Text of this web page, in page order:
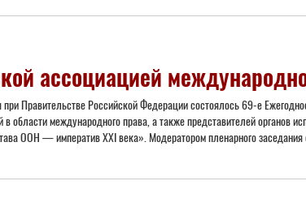
ассоциацией
Правительстве Российской Федерации состоялось 69-е
международного права, а также представителей органов
ООН — императив XXI века». Модератором пленарного